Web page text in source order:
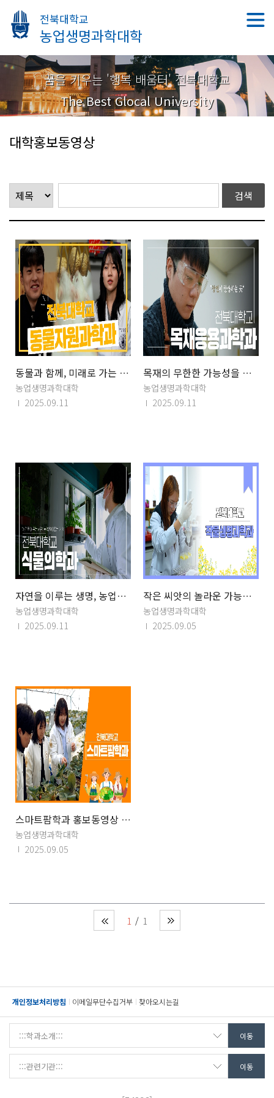
전북대학교
농업생명과학대학
꿈을 키우는 '행복 배움터' 전북대학교
The Best Glocal University
대학홍보동영상
동물과 함께, 미래로 가는 첫걸음[동물자원과학과]
농업생명과학대학
2025.09.11
목재의 무한한 가능성을 만나는 [목재응용과학과]
농업생명과학대학
2025.09.11
자연을 이루는 생명, 농업을 이끄는 기술[식물의학과]
농업생명과학대학
2025.09.11
작은 씨앗의 놀라운 가능성[작물생명과학과홍보영상]
농업생명과학대학
2025.09.05
스마트팜학과 홍보동영상 테스트
농업생명과학대학
2025.09.05
1 1
개인정보처리방침 이메일무단수집거부 찾아오시는길